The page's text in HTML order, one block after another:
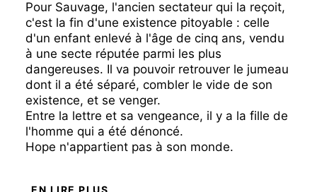
Pour Sauvage, l'ancien sectateur qui la reçoit,
c'est la fin d'une existence pitoyable : celle
d'un enfant enlevé à l'âge de cinq ans, vendu
à une secte réputée parmi les plus
dangereuses. Il va pouvoir retrouver le jumeau
dont il a été séparé, combler le vide de son
existence, et se venger.
Entre la lettre et sa vengeance, il y a la fille de
l'homme qui a été dénoncé.
Hope n'appartient pas à son monde.